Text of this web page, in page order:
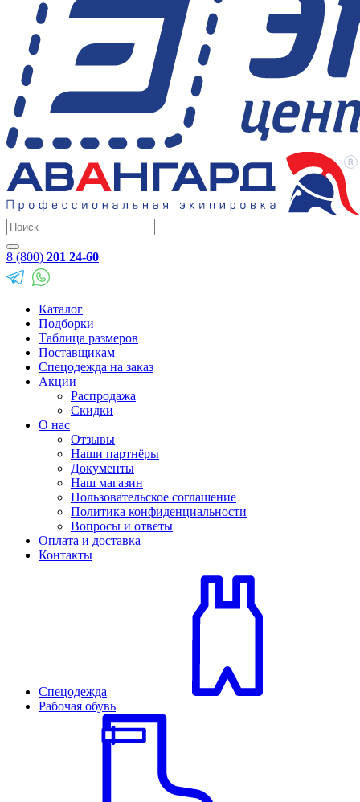
8 (800) 201 24-60
Каталог
Подборки
Таблица размеров
Поставщикам
Спецодежда на заказ
Акции
Распродажа
Скидки
О нас
Отзывы
Наши партнёры
Документы
Наш магазин
Пользовательское соглашение
Политика конфиденциальности
Вопросы и ответы
Оплата и доставка
Контакты
Спецодежда
Рабочая обувь